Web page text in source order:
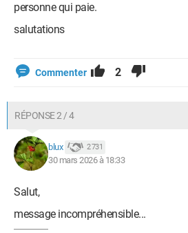
personne qui paie.
salutations
Commenter 2
RÉPONSE 2 / 4
blux 2 731
30 mars 2026 à 18:33
Salut,
message incompréhensible...